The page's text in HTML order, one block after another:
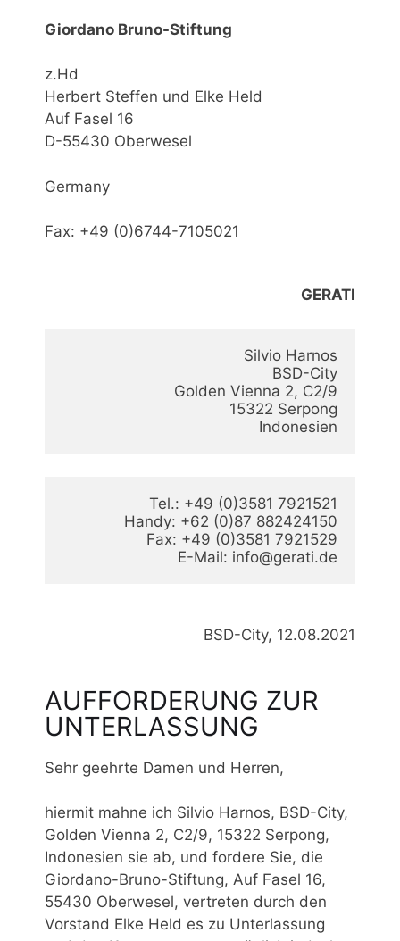
Giordano Bruno-Stiftung
z.Hd
Herbert Steffen und Elke Held
Auf Fasel 16
D-55430 Oberwesel
Germany
Fax: +49 (0)6744-7105021
GERATI
Silvio Harnos
BSD-City
Golden Vienna 2, C2/9
15322 Serpong
Indonesien
Tel.: +49 (0)3581 7921521
Handy: +62 (0)87 882424150
Fax: +49 (0)3581 7921529
E-Mail: info@gerati.de
BSD-City, 12.08.2021
AUFFORDERUNG ZUR
UNTERLASSUNG
Sehr geehrte Damen und Herren,
hiermit mahne ich Silvio Harnos, BSD-City,
Golden Vienna 2, C2/9, 15322 Serpong,
Indonesien sie ab, und fordere Sie, die
Giordano-Bruno-Stiftung, Auf Fasel 16,
55430 Oberwesel, vertreten durch den
Vorstand Elke Held es zu Unterlassung